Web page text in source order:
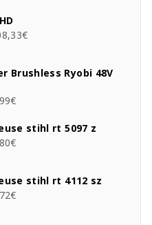
€
Brushless Ryobi 48V
€
stihl rt 5097 z
€
stihl rt 4112 sz
€